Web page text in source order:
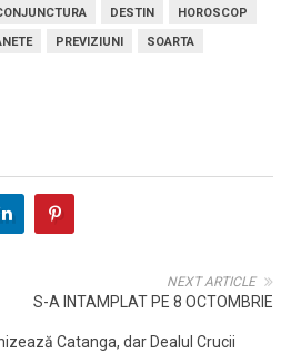
DESTIN
HOROSCOP
PREVIZIUNI
SOARTA
NEXT ARTICLE
S-A INTAMPLAT PE 8 OCTOMBRIE
Catanga, dar Dealul Crucii